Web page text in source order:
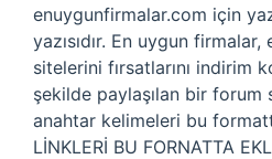
enuygunfirmalar.com için
yazısıdır. En uygun firmalar,
sitelerini fırsatlarını indirim
şekilde paylaşılan bir forum
anahtar kelimeleri bu
LİNKLERİ BU FORNATTA